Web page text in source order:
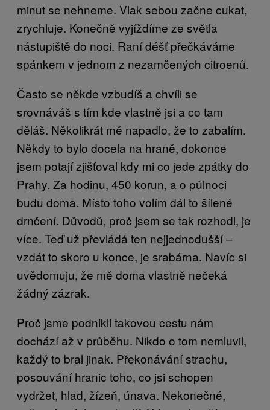
minut se nehneme. Vlak sebou začne cukat,
zrychluje. Konečně vyjíždíme ze světla
nástupiště do noci. Raní déšť přečkáváme
spánkem v jednom z nezamčených citroenů.
Často se někde vzbudíš a chvíli se
srovnáváš s tím kde vlastně jsi a co tam
děláš. Několikrát mě napadlo, že to zabalím.
Někdy to bylo docela na hraně, dokonce
jsem potají zjišťoval kdy mi co jede zpátky do
Prahy. Za hodinu, 450 korun, a o půlnoci
budu doma. Místo toho volím dál to šílené
drnčení. Důvodů, proč jsem se tak rozhodl, je
více. Teď už převládá ten nejjednodušší –
vzdát to skoro u konce, je srabárna. Navíc si
uvědomuju, že mě doma vlastně nečeká
žádný zázrak.
Proč jsme podnikli takovou cestu nám
dochází až v průběhu. Nikdo o tom nemluvil,
každý to bral jinak. Překonávání strachu,
posouvání hranic toho, co jsi schopen
vydržet, hlad, žízeň, únava. Nekonečné,